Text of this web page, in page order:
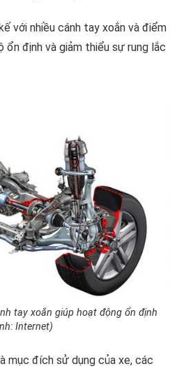
với nhiều cánh tay xoắn và điểm
ổn định và giảm thiểu sự rung lắc
tay xoắn giúp hoạt động ổn định
Internet)
mục đích sử dụng của xe, các